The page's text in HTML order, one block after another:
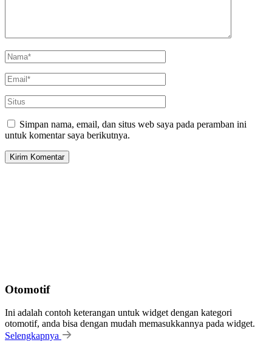
Simpan nama, email, dan situs web saya pada peramban ini
untuk komentar saya berikutnya.
Otomotif
Ini adalah contoh keterangan untuk widget dengan kategori
otomotif, anda bisa dengan mudah memasukkannya pada widget.
Selengkapnya